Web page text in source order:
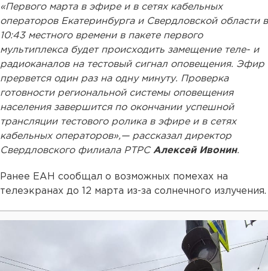
«Первого марта в эфире и в сетях кабельных
операторов Екатеринбурга и Свердловской области в
10:43 местного времени в пакете первого
мультиплекса будет происходить замещение теле- и
радиоканалов на тестовый сигнал оповещения. Эфир
прервется один раз на одну минуту. Проверка
готовности региональной системы оповещения
населения завершится по окончании успешной
трансляции тестового ролика в эфире и в сетях
кабельных операторов»,— рассказал директор
Свердловского филиала РТРС Алексей Ивонин.
Ранее ЕАН сообщал о возможных помехах на
телеэкранах до 12 марта из-за солнечного излучения.